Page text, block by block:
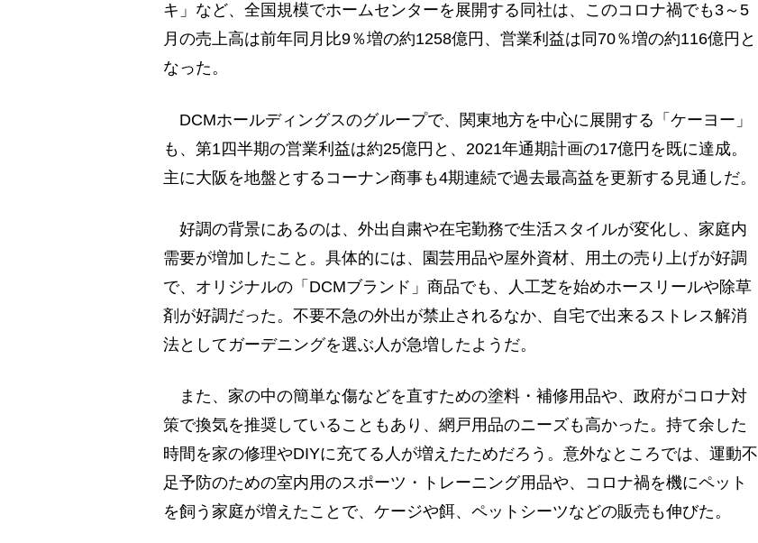
キ」など、全国規模でホームセンターを展開する同社は、このコロナ禍でも3～5
月の売上高は前年同月比9％増の約1258億円、営業利益は同70％増の約116億円と
なった。
DCMホールディングスのグループで、関東地方を中心に展開する「ケーヨー」
も、第1四半期の営業利益は約25億円と、2021年通期計画の17億円を既に達成。
主に大阪を地盤とするコーナン商事も4期連続で過去最高益を更新する見通しだ。
好調の背景にあるのは、外出自粛や在宅勤務で生活スタイルが変化し、家庭内
需要が増加したこと。具体的には、園芸用品や屋外資材、用土の売り上げが好調
で、オリジナルの「DCMブランド」商品でも、人工芝を始めホースリールや除草
剤が好調だった。不要不急の外出が禁止されるなか、自宅で出来るストレス解消
法としてガーデニングを選ぶ人が急増したようだ。
また、家の中の簡単な傷などを直すための塗料・補修用品や、政府がコロナ対
策で換気を推奨していることもあり、網戸用品のニーズも高かった。持て余した
時間を家の修理やDIYに充てる人が増えたためだろう。意外なところでは、運動不
足予防のための室内用のスポーツ・トレーニング用品や、コロナ禍を機にペット
を飼う家庭が増えたことで、ケージや餌、ペットシーツなどの販売も伸びた。